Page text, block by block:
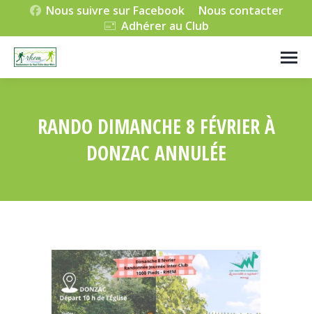
Nous suivre sur Facebook
Nous contacter
Adhérer au Club
RANDO DIMANCHE 8 FÉVRIER À
DONZAC ANNULÉE